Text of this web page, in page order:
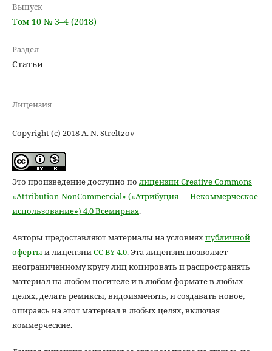
Выпуск
Том 10 № 3–4 (2018)
Раздел
Статьи
Лицензия
Copyright (c) 2018 A. N. Streltzov
Это произведение доступно по лицензии Creative Commons
«Attribution-NonCommercial» («Атрибуция — Некоммерческое
использование») 4.0 Всемирная.
Авторы предоставляют материалы на условияхпубличной
офертыи лицензииCC BY 4.0. Эта лицензия позволяет
неограниченному кругу лиц копировать и распространять
материал на любом носителе и в любом формате в любых
целях, делать ремиксы, видоизменять, и создавать новое,
опираясь на этот материал в любых целях, включая
коммерческие.